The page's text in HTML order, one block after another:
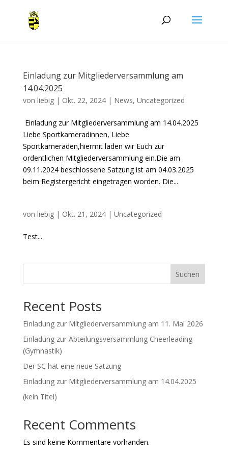
Einladung zur Mitgliederversammlung am
14.04.2025
von liebig| Okt. 22, 2024| News, Uncategorized
Einladung zur Mitgliederversammlung am 14.04.2025
Liebe Sportkameradinnen, Liebe
Sportkameraden,hiermit laden wir Euch zur
ordentlichen Mitgliederversammlung ein.Die am
09.11.2024 beschlossene Satzung ist am 04.03.2025
beim Registergericht eingetragen worden. Die...
von liebig| Okt. 21, 2024| Uncategorized
Test...
Suchen
Recent Posts
Einladung zur Mitgliederversammlung am 11. Mai 2026
Einladung zur Abteilungsversammlung Cheerleading
(Gymnastik)
Der SC hat eine neue Satzung
Einladung zur Mitgliederversammlung am 14.04.2025
(kein Titel)
Recent Comments
Es sind keine Kommentare vorhanden.